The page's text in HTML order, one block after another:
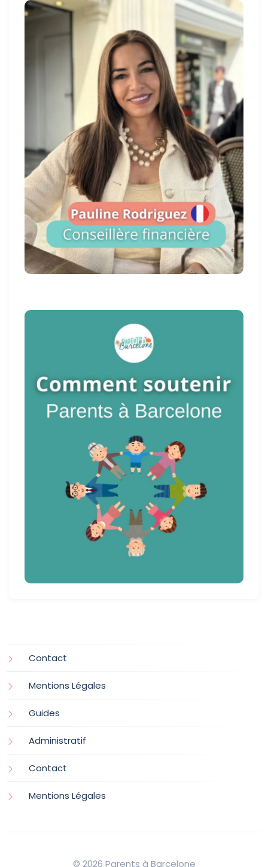
Contact
Mentions Légales
Guides
Administratif
Contact
Mentions Légales
© 2026 Parents à Barcelone